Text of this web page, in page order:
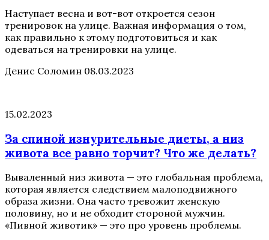
Наступает весна и вот-вот откроется сезон
тренировок на улице. Важная информация о том,
как правильно к этому подготовиться и как
одеваться на тренировки на улице.
Денис Соломин 08.03.2023
15.02.2023
За спиной изнурительные диеты, а низ
живота все равно торчит? Что же делать?
Вываленный низ живота — это глобальная проблема,
которая является следствием малоподвижного
образа жизни. Она часто тревожит женскую
половину, но и не обходит стороной мужчин.
«Пивной животик» — это про уровень проблемы.